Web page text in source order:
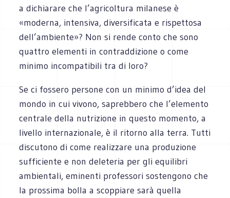
a dichiarare che l’agricoltura milanese è
«moderna, intensiva, diversificata e rispettosa
dell’ambiente»? Non si rende conto che sono
quattro elementi in contraddizione o come
minimo incompatibili tra di loro?
Se ci fossero persone con un minimo d’idea del
mondo in cui vivono, saprebbero che l’elemento
centrale della nutrizione in questo momento, a
livello internazionale, è il ritorno alla terra. Tutti
discutono di come realizzare una produzione
sufficiente e non deleteria per gli equilibri
ambientali, eminenti professori sostengono che
la prossima bolla a scoppiare sarà quella